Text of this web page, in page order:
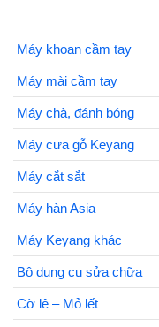
Máy khoan cầm tay
Máy mài cầm tay
Máy chà, đánh bóng
Máy cưa gỗ Keyang
Máy cắt sắt
Máy hàn Asia
Máy Keyang khác
Bộ dụng cụ sửa chữa
Cờ lê – Mỏ lết